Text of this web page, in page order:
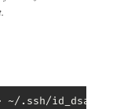
.ssh/